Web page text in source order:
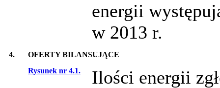
energii
w 2013 r.
4.
OFERTY BILANSUJĄCE
Rysunek nr 4.1.
Ilości energii